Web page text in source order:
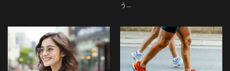
う...